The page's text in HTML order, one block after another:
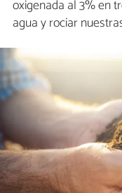
oxigenada al 3% en
agua y rociar